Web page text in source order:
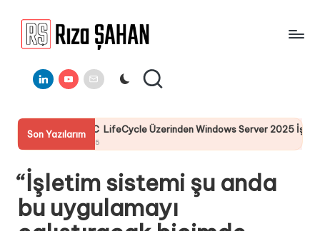
a
Ş
A
H
A
Bilgi
Paylaşım
LinkedinYoutube
E-
Mail
Son Yazılarım
DELL I-DRAC LifeCycle Üzerinden Windows Server 2025 İşletim
25 Temmuz 2025
“İşletim sistemi şu anda
bu uygulamayı